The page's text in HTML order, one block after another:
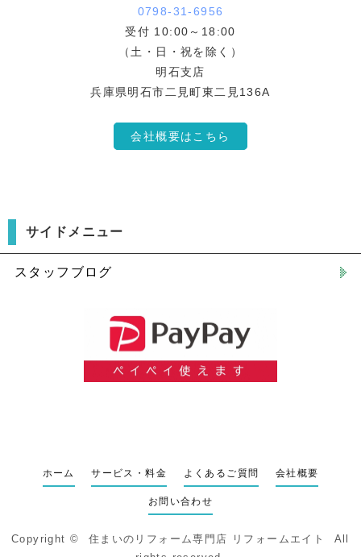
0798-31-6956
受付 10:00～18:00
（土・日・祝を除く）
明石支店
兵庫県明石市二見町東二見136A
会社概要はこちら
サイドメニュー
スタッフブログ
ホーム サービス・料金 よくあるご質問 会社概要
お問い合わせ
Copyright © 住まいのリフォーム専門店 リフォームエイト
All